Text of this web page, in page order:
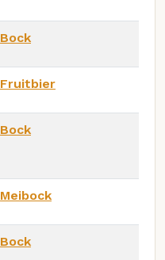
Bock
Fruitbier
Bock
Meibock
Bock